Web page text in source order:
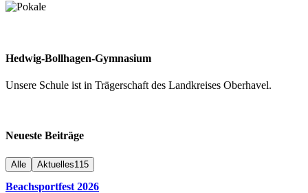
Hedwig-Bollhagen-Gymnasium
Unsere Schule ist in Trägerschaft des Landkreises Oberhavel.
Neueste Beiträge
Alle Aktuelles115
Beachsportfest 2026